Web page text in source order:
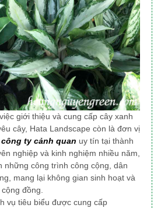
giới thiệu và cung cấp cây xanh
cây, Hata Landscape còn là đơn vị
công ty cảnh quan uy tín tại thành
nghiệp và kinh nghiệm nhiều năm,
những công trình công cộng, dân
mang lại không gian sinh hoạt và
đồng.
vụ tiêu biểu được cung cấp